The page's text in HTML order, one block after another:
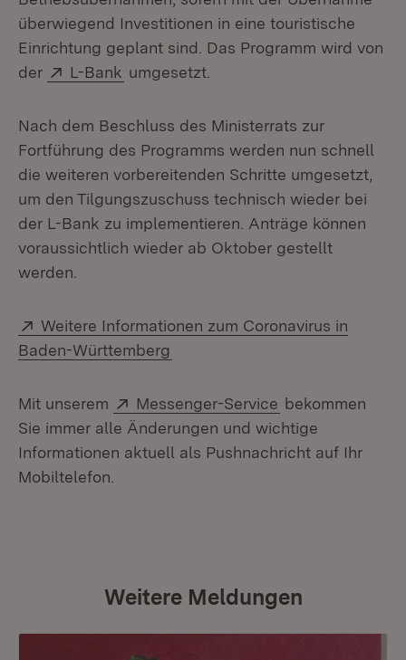
überwiegend Investitionen in eine touristische
Einrichtung geplant sind. Das Programm wird von
der
Extern:
L-Bank (Öffnet in neuem Fenster)
umgesetzt.
Nach dem Beschluss des Ministerrats zur
Fortführung des Programms werden nun schnell
die weiteren vorbereitenden Schritte umgesetzt,
um den Tilgungszuschuss technisch wieder bei
der L-Bank zu implementieren. Anträge können
voraussichtlich wieder ab Oktober gestellt
werden.
Extern:
Weitere Informationen zum Coronavirus in
Baden-Württemberg
Mit unserem Extern:
Messenger-Service (Öffnet in
bekommen
Sie immer alle Änderungen und wichtige
Informationen aktuell als Pushnachricht auf Ihr
Mobiltelefon.
Weitere Meldungen